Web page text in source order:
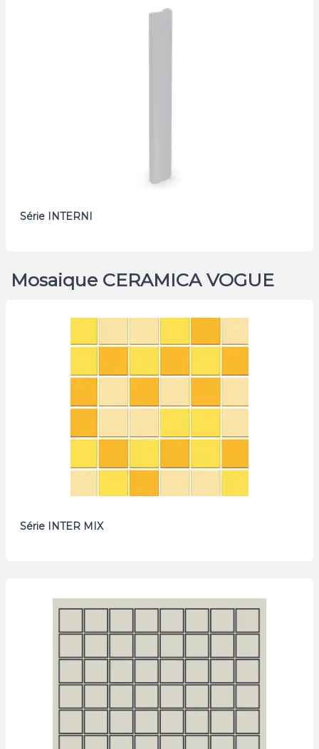
Série INTERNI
Mosaique CERAMICA VOGUE
Série INTER MIX